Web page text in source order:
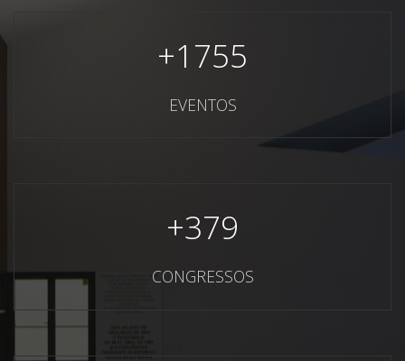
+1755
EVENTOS
+379
CONGRESSOS